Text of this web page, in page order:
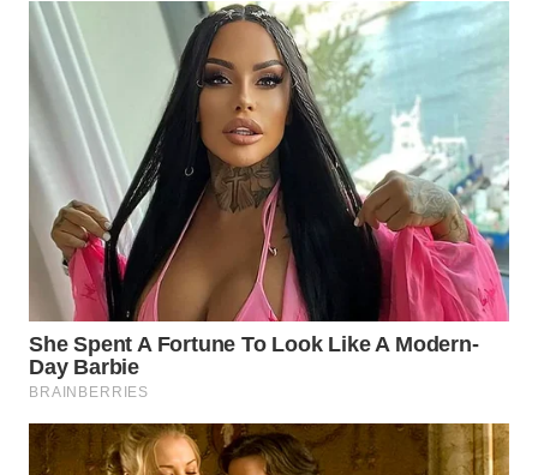
WAHANA
LISTRIK
WAHANA
TRAVEL
WAHANA
TV
WAHANANEWS
ID
CO ID